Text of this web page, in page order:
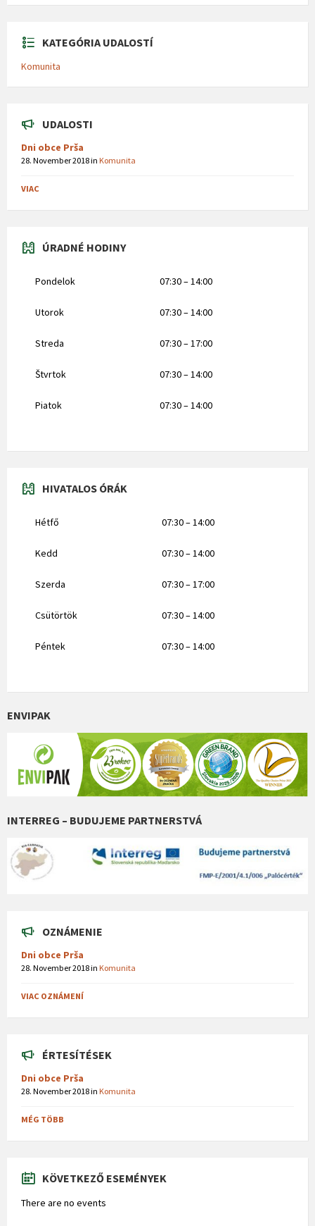
KATEGÓRIA UDALOSTÍ
Komunita
UDALOSTI
Dni obce Prša
28. November 2018in Komunita
VIAC
ÚRADNÉ HODINY
Pondelok 07:30 – 14:00
Utorok 07:30 – 14:00
Streda 07:30 – 17:00
Štvrtok 07:30 – 14:00
Piatok 07:30 – 14:00
HIVATALOS ÓRÁK
Hétfő 07:30 – 14:00
Kedd 07:30 – 14:00
Szerda 07:30 – 17:00
Csütörtök 07:30 – 14:00
Péntek 07:30 – 14:00
ENVIPAK
INTERREG – BUDUJEME PARTNERSTVÁ
OZNÁMENIE
Dni obce Prša
28. November 2018in Komunita
VIAC OZNÁMENÍ
ÉRTESÍTÉSEK
Dni obce Prša
28. November 2018in Komunita
MÉG TÖBB
KÖVETKEZŐ ESEMÉNYEK
There are no events